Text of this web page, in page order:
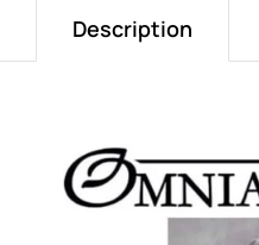
Description